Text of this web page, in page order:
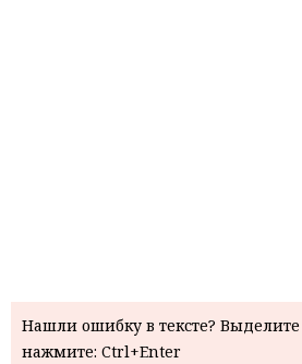
Нашли ошибку в тексте?
нажмите: Ctrl+Enter